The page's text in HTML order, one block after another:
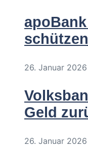
schützen
26. Januar 2026
Geld
26. Januar 2026